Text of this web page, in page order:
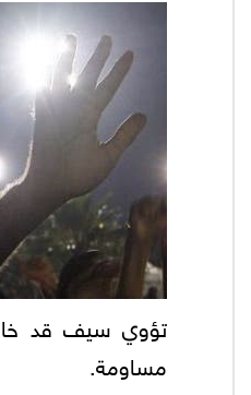
تؤوي سيف قد خاب
مساومة.